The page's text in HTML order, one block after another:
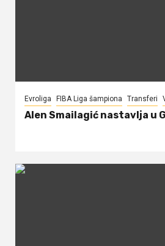
Evroliga FIBA Liga šampiona Transferi
Alen Smailagić nastavlja u